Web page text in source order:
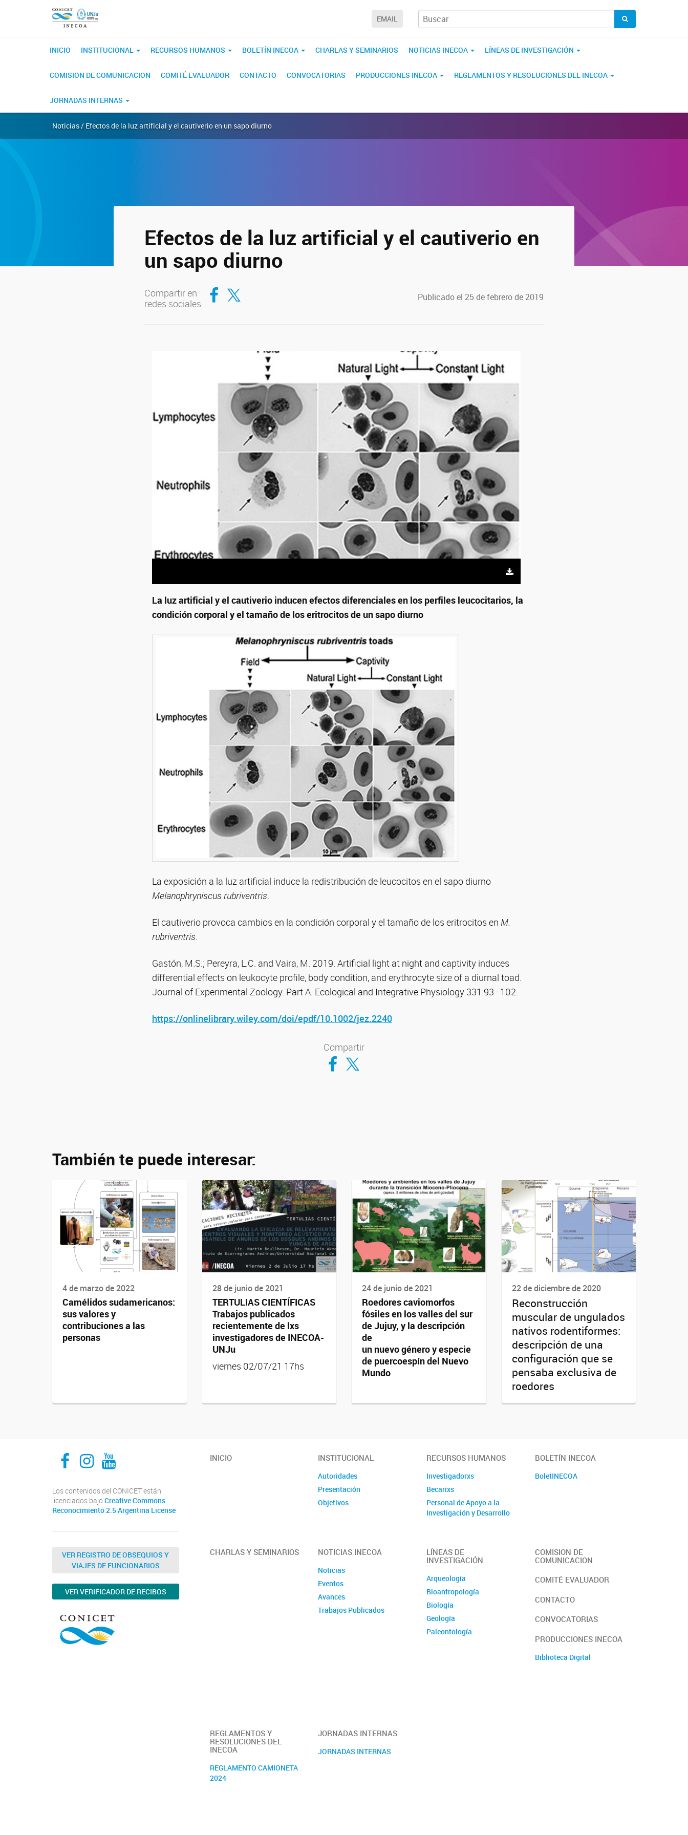
EMAIL
INICIO INSTITUCIONAL RECURSOS HUMANOS BOLETÍN INECOA CHARLAS Y SEMINARIOS NOTICIAS INECOA LÍNEAS DE INVESTIGACIÓN
COMISION DE COMUNICACION COMITÉ EVALUADOR CONTACTO CONVOCATORIAS PRODUCCIONES INECOA REGLAMENTOS Y RESOLUCIONES DEL INECOA
JORNADAS INTERNAS
Noticias / Efectos de la luz artificial y el cautiverio en un sapo diurno
Efectos de la luz artificial y el cautiverio en
un sapo diurno
Compartir en
redes sociales
Compartir en Facebook
Compartir en Twitter Publicado el 25 de febrero de 2019
La luz artificial y el cautiverio inducen efectos diferenciales en los perfiles leucocitarios, la
condición corporal y el tamaño de los eritrocitos de un sapo diurno
La exposición a la luz artificial induce la redistribución de leucocitos en el sapo diurno
Melanophryniscus rubriventris.
El cautiverio provoca cambios en la condición corporal y el tamaño de los eritrocitos en M.
rubriventris.
Gastón, M.S.; Pereyra, L.C. and Vaira, M. 2019. Artificial light at night and captivity induces
differential effects on leukocyte profile, body condition, and erythrocyte size of a diurnal toad.
Journal of Experimental Zoology. Part A. Ecological and Integrative Physiology 331:93–102.
https://onlinelibrary.wiley.com/doi/epdf/10.1002/jez.2240
Compartir
Compartir en Facebook
Compartir en Twitter
También te puede interesar:
4 de marzo de 2022
Camélidos sudamericanos:
sus valores y
contribuciones a las
personas
28 de junio de 2021
TERTULIAS CIENTÍFICAS
Trabajos publicados
recientemente de lxs
investigadores de INECOA-
UNJu
viernes 02/07/21 17hs
24 de junio de 2021
Roedores caviomorfos
fósiles en los valles del sur
de Jujuy, y la descripción
de
un nuevo género y especie
de puercoespín del Nuevo
Mundo
22 de diciembre de 2020
Reconstrucción
muscular de ungulados
nativos rodentiformes:
descripción de una
configuración que se
pensaba exclusiva de
roedores
INECOA CONICET UNJuINECOA CONICET UNJuINECOA CONICET UNJu
Los contenidos del CONICET están
licenciados bajo Creative Commons
Reconocimiento 2.5 Argentina License
VER REGISTRO DE OBSEQUIOS Y
VIAJES DE FUNCIONARIOS
VER VERIFICADOR DE RECIBOS
INICIO INSTITUCIONAL
Autoridades
Presentación
Objetivos
RECURSOS HUMANOS
Investigadorxs
Becarixs
Personal de Apoyo a la
Investigación y Desarrollo
BOLETÍN INECOA
BoletINECOA
CHARLAS Y SEMINARIOS NOTICIAS INECOA
Noticias
Eventos
Avances
Trabajos Publicados
LÍNEAS DE
INVESTIGACIÓN
Arqueología
Bioantropología
Biología
Geología
Paleontología
COMISION DE
COMUNICACION
COMITÉ EVALUADOR
CONTACTO
CONVOCATORIAS
PRODUCCIONES INECOA
Biblioteca Digital
REGLAMENTOS Y
RESOLUCIONES DEL
INECOA
REGLAMENTO CAMIONETA
2024
JORNADAS INTERNAS
JORNADAS INTERNAS